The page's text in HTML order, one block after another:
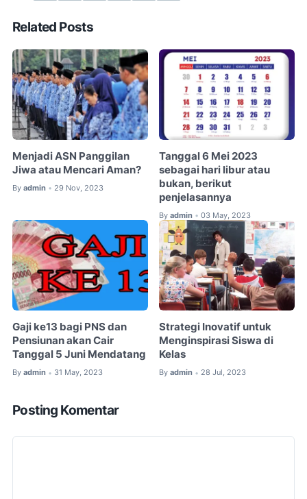
Related Posts
Menjadi ASN Panggilan
Jiwa atau Mencari Aman?
By admin • 29 Nov, 2023
Tanggal 6 Mei 2023
sebagai hari libur atau
bukan, berikut
penjelasannya
By admin • 03 May, 2023
Gaji ke13 bagi PNS dan
Pensiunan akan Cair
Tanggal 5 Juni Mendatang
By admin • 31 May, 2023
Strategi Inovatif untuk
Menginspirasi Siswa di
Kelas
By admin • 28 Jul, 2023
Posting Komentar